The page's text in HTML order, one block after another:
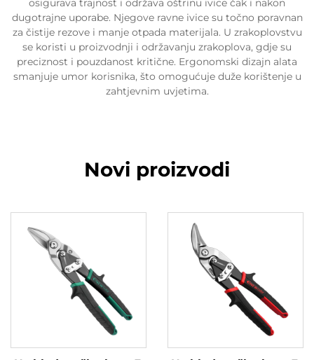
osigurava trajnost i održava oštrinu ivice čak i nakon
dugotrajne uporabe. Njegove ravne ivice su točno poravnan
za čistije rezove i manje otpada materijala. U zrakoplovstvu
se koristi u proizvodnji i održavanju zrakoplova, gdje su
preciznost i pouzdanost kritične. Ergonomski dizajn alata
smanjuje umor korisnika, što omogućuje duže korištenje u
zahtjevnim uvjetima.
Novi proizvodi